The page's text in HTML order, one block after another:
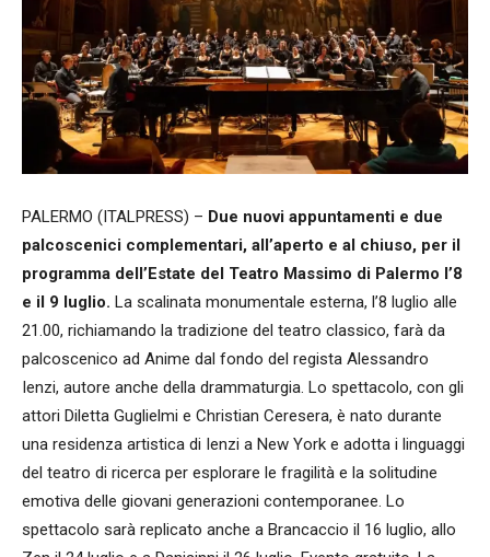
PALERMO (ITALPRESS) – Due nuovi appuntamenti e due
palcoscenici complementari, all’aperto e al chiuso, per il
programma dell’Estate del Teatro Massimo di Palermo l’8
e il 9 luglio. La scalinata monumentale esterna, l’8 luglio alle
21.00, richiamando la tradizione del teatro classico, farà da
palcoscenico ad Anime dal fondo del regista Alessandro
Ienzi, autore anche della drammaturgia. Lo spettacolo, con gli
attori Diletta Guglielmi e Christian Ceresera, è nato durante
una residenza artistica di Ienzi a New York e adotta i linguaggi
del teatro di ricerca per esplorare le fragilità e la solitudine
emotiva delle giovani generazioni contemporanee. Lo
spettacolo sarà replicato anche a Brancaccio il 16 luglio, allo